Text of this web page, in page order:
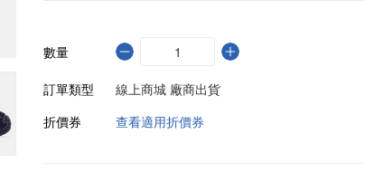
數量
訂單類型
線上商城 廠商出貨
折價券
查看適用折價券